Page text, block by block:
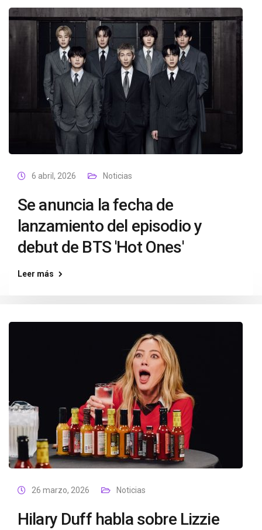
6 abril, 2026 Noticias
Se anuncia la fecha de
lanzamiento del episodio y
debut de BTS 'Hot Ones'
Leer más
26 marzo, 2026 Noticias
Hilary Duff habla sobre Lizzie